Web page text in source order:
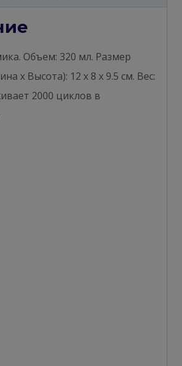
Объем: 320 мл. Размер
х Высота): 12 х 8 х 9.5 см. Вес:
2000 циклов в